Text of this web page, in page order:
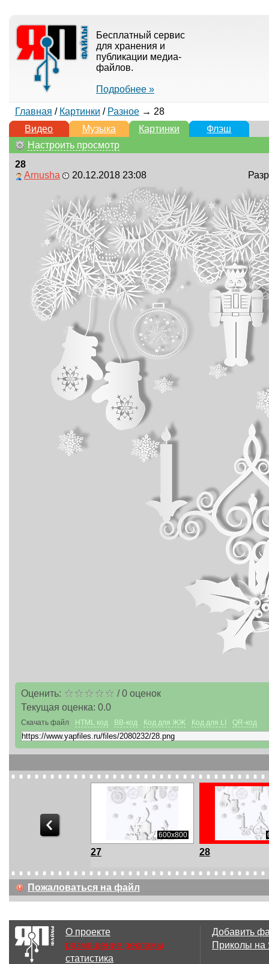
Бесплатный сервис
для хранения и
публикации медиа-
файлов.
Подробнее »
Главная / Картинки / Разное→ 28
Видео
Музыка Картинки
Флэш
Настроить просмотр
28
Arnusha
20.12.2018 23:08
Оценить: /0оценок
Текущая оценка: 0.0
Скачать файл HTML код BB-код Код для ЖЖ Код для LI QR-код
800x600 600x800
27 28
Пожаловаться на файл
О проекте
размещение рекламы
статистика
Добавить
Приколы